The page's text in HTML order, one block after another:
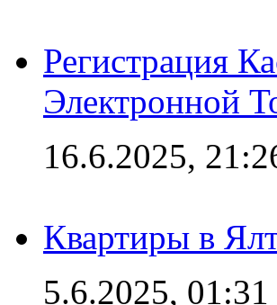
Регистрация
Электронной
16.6.2025,
Квартиры в
5.6.2025, 01:31